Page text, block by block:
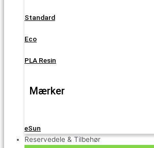
Standard
Eco
PLA Resin
Mærker
eSun
Reservedele & Tilbehør